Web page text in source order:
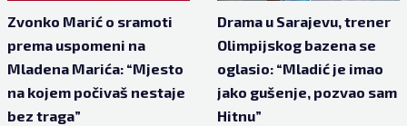
Zvonko Marić o sramoti
prema uspomeni na
Mladena Marića: “Mjesto
na kojem počivaš nestaje
bez traga”
Drama u Sarajevu, trener
Olimpijskog bazena se
oglasio: “Mladić je imao
jako gušenje, pozvao sam
Hitnu”